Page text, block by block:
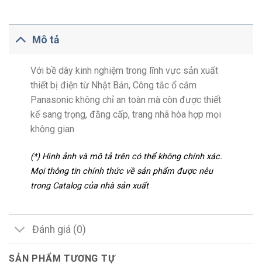
Mô tả
Với bề dày kinh nghiệm trong lĩnh vực sản xuất
thiết bị điện từ Nhật Bản, Công tắc ổ cắm
Panasonic không chỉ an toàn mà còn được thiết
kế sang trọng, đằng cấp, trang nhã hòa hợp mọi
không gian
(*) Hình ảnh và mô tả trên có thể không chính xác.
Mọi thông tin chính thức về sản phẩm được nêu
trong Catalog của nhà sản xuất
Đánh giá (0)
SẢN PHẨM TƯƠNG TỰ